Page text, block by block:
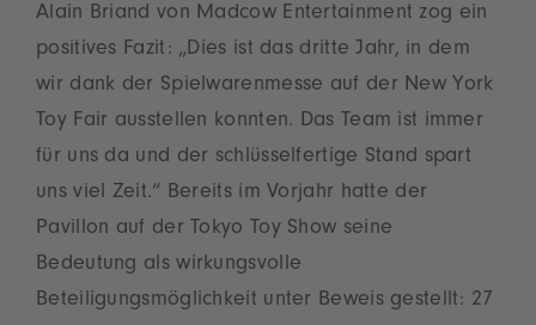
Alain Briand von Madcow Entertainment zog ein
positives Fazit: „Dies ist das dritte Jahr, in dem
wir dank der Spielwarenmesse auf der New York
Toy Fair ausstellen konnten. Das Team ist immer
für uns da und der schlüsselfertige Stand spart
uns viel Zeit.“ Bereits im Vorjahr hatte der
Pavillon auf der Tokyo Toy Show seine
Bedeutung als wirkungsvolle
Beteiligungsmöglichkeit unter Beweis gestellt: 27